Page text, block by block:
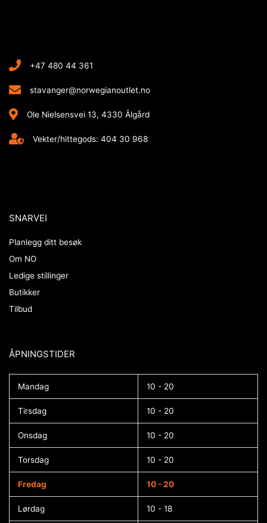
+47 480 44 361
stavanger@norwegianoutlet.no
Ole Nielsensvei 13, 4330 Ålgård
Vekter/hittegods: 404 30 968
SNARVEI
Planlegg ditt besøk
Om NO
Ledige stillinger
Butikker
Tilbud
ÅPNINGSTIDER​
Mandag 10 - 20
Tirsdag 10 - 20
Onsdag 10 - 20
Torsdag 10 - 20
Fredag 10 - 20
Lørdag 10 - 18